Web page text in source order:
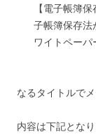
【電子帳簿
子帳簿保存法
ワイトペーパ
なるタイトルで
内容は下記となり